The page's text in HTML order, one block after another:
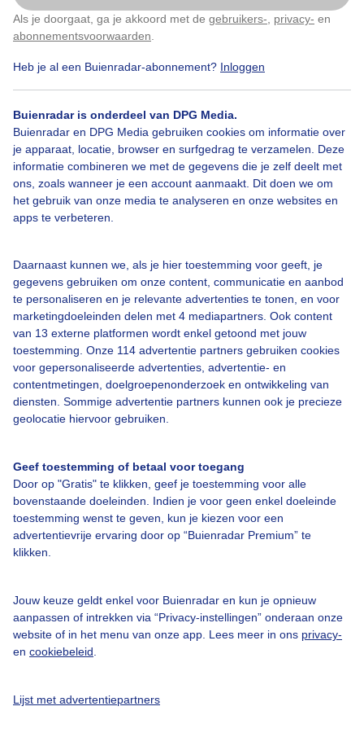
Als je doorgaat, ga je akkoord met de gebruikers- privacy- en
abonnementsvoorwaarden
Heb je al een Buienradar-abonnement? Inloggen
Buienradar is onderdeel van DPG Media.
Buienradar en DPG Media gebruiken cookies om informatie over
je apparaat, locatie, browser en surfgedrag te verzamelen. Deze
informatie combineren we met de gegevens die je zelf deelt met
ons, zoals wanneer je een account aanmaakt. Dit doen we om
het gebruik van onze media te analyseren en onze websites en
apps te verbeteren.
Daarnaast kunnen we, als je hier toestemming voor geeft, je
gegevens gebruiken om onze content, communicatie en aanbod
te personaliseren en je relevante advertenties te tonen, en voor
marketingdoeleinden delen met 4 mediapartners. Ook content
van 13 externe platformen wordt enkel getoond met jouw
toestemming. Onze 114 advertentie partners gebruiken cookies
voor gepersonaliseerde advertenties, advertentie- en
contentmetingen, doelgroepenonderzoek en ontwikkeling van
diensten. Sommige advertentie partners kunnen ook je precieze
geolocatie hiervoor gebruiken.
Geef toestemming of betaal voor toegang
Door op "Gratis" te klikken, geef je toestemming voor alle
bovenstaande doeleinden. Indien je voor geen enkel doeleinde
toestemming wenst te geven, kun je kiezen voor een
advertentievrije ervaring door op “Buienradar Premium” te
klikken.
Jouw keuze geldt enkel voor Buienradar en kun je opnieuw
aanpassen of intrekken via “Privacy-instellingen” onderaan onze
website of in het menu van onze app. Lees meer in ons privacy-
en cookiebeleid
Lijst met advertentiepartners
Zon Wolken
Bekijk slideshow
Over Buienradar
Bedrijfsgegevens
Contact
Toegankelijkheid
Gebruikersvoorwaarden
Adverteren
Privacy beleid
Cookie beleid
Klik hierom dit aan te passen